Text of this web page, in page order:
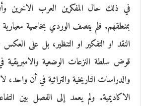
في ذلك حال المفكرين العرب الاخرين
بمنطقهم. فلم يتصف الوردي بخاصية معيارية
النقد او التفكير او التنظير، بل على
قوض سلطة النزعات الوضعية والامبريقية
والدراسات التاريخية والتراثية في أن
الاكاديمية. ولم يعمد إلى الفصل بين